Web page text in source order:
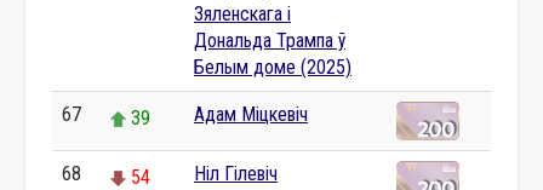
Зяленскага і
Дональда Трампа ў
Белым доме (2025)
67 39 Адам Міцкевіч
68 54 Ніл Гілевіч